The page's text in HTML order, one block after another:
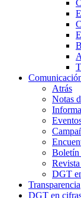
Atrás
Notas
Boletín
DGT
Transparencia
DGT en